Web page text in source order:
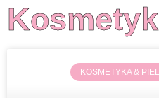
KOSMETYKA &